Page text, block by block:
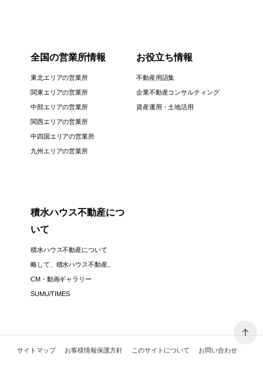
全国の営業所情報
東北エリアの営業所
関東エリアの営業所
中部エリアの営業所
関西エリアの営業所
中四国エリアの営業所
九州エリアの営業所
お役立ち情報
不動産用語集
企業不動産コンサルティング
資産運用・土地活用
積水ハウス不動産につ
いて
積水ハウス不動産について
略して、積水ハウス不動産。
CM・動画ギャラリー
SUMU/TIMES
サイトマップ お客様情報保護方針 このサイトについて お問い合わせ